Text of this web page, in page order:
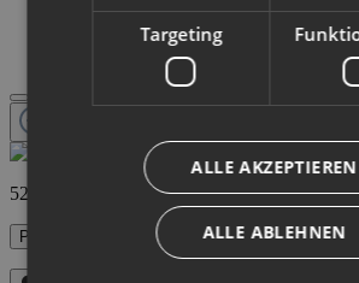
528,40 €
Preise inkl. MwSt. zzgl. Versandkosten
Targeting
ALLE AKZEPTIEREN
ALLE ABLEHNEN